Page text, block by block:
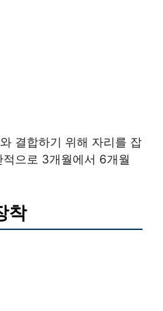
결합하기 위해 자리를 잡
으로 3개월에서 6개월
착